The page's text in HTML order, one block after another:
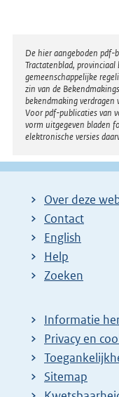
Disclaimer
De hier aangeboden pdf-
Tractatenblad,
gemeenschappelijke
zin van de
bekendmaking
Voor pdf-publicaties van
vorm uitgegeven bladen
elektronische versies
Over deze
Contact
English
Help
Zoeken
Informatie
Privacy en
Sitemap